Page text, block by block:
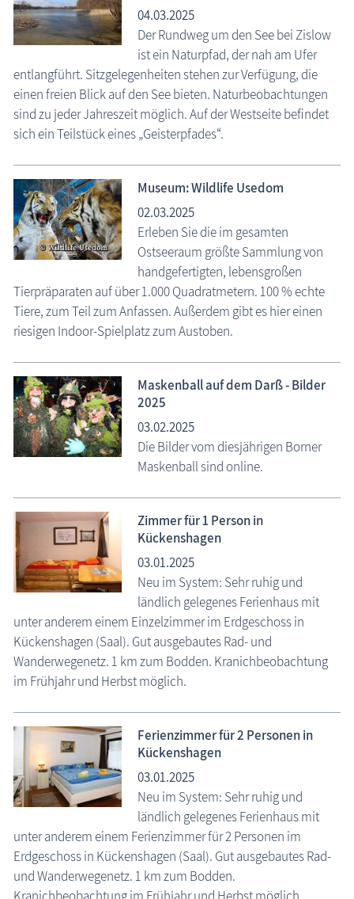
04.03.2025
Der Rundweg um den See bei Zislow
ist ein Naturpfad, der nah am Ufer
entlangführt. Sitzgelegenheiten stehen zur Verfügung, die
einen freien Blick auf den See bieten. Naturbeobachtungen
sind zu jeder Jahreszeit möglich. Auf der Westseite befindet
sich ein Teilstück eines „Geisterpfades“.
Museum: Wildlife Usedom
02.03.2025
Erleben Sie die im gesamten
Ostseeraum größte Sammlung von
handgefertigten, lebensgroßen
Tierpräparaten auf über 1.000 Quadratmetern. 100 % echte
Tiere, zum Teil zum Anfassen. Außerdem gibt es hier einen
riesigen Indoor-Spielplatz zum Austoben.
Maskenball auf dem Darß - Bilder
2025
03.02.2025
Die Bilder vom diesjährigen Borner
Maskenball sind online.
Zimmer für 1 Person in
Kückenshagen
03.01.2025
Neu im System: Sehr ruhig und
ländlich gelegenes Ferienhaus mit
unter anderem einem Einzelzimmer im Erdgeschoss in
Kückenshagen (Saal). Gut ausgebautes Rad- und
Wanderwegenetz. 1 km zum Bodden. Kranichbeobachtung
im Frühjahr und Herbst möglich.
Ferienzimmer für 2 Personen in
Kückenshagen
03.01.2025
Neu im System: Sehr ruhig und
ländlich gelegenes Ferienhaus mit
unter anderem einem Ferienzimmer für 2 Personen im
Erdgeschoss in Kückenshagen (Saal). Gut ausgebautes Rad-
und Wanderwegenetz. 1 km zum Bodden.